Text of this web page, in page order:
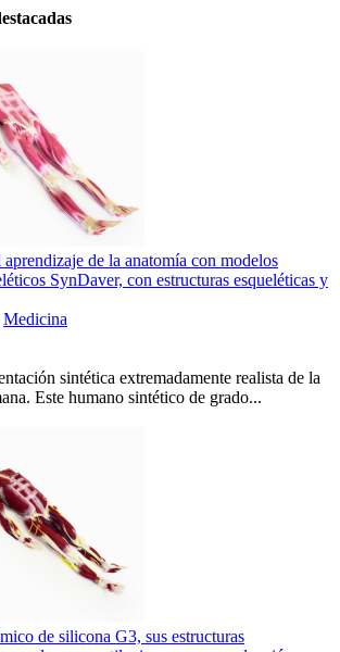
aprendizaje de la anatomía con modelos
SynDaver, con estructuras esqueléticas y
Medicina
sintética extremadamente realista de la
Este humano sintético de grado...
de silicona G3, sus estructuras